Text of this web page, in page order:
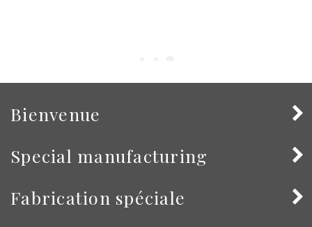
Bienvenue
Special manufacturing
Fabrication spéciale